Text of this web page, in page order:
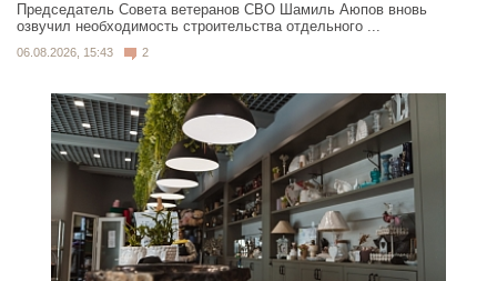
Председатель Совета ветеранов СВО Шамиль Аюпов вновь
озвучил необходимость строительства отдельного ...
06.08.2026, 15:43 2